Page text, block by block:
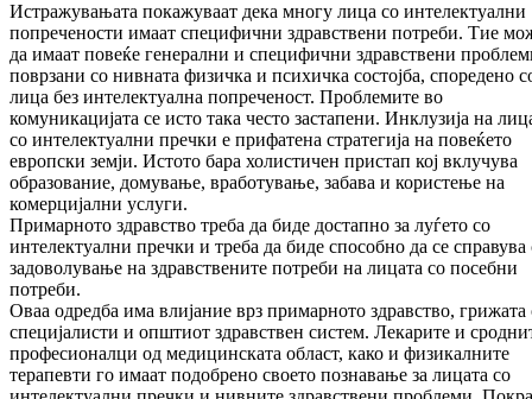
Истражувањата покажуваат дека многу лица со интелектуални
попречености имаат специфични здравствени потреби. Тие
да имаат повеќе генерални и специфични здравствени
поврзани со нивната физичка и психичка состојба, споредено
лица без интелектуална попреченост. Проблемите во
комуникацијата се исто така често застапени. Инклузија на
со интелектуални пречки е прифатена стратегија на повеќето
европски земји. Истото бара холистичен пристап кој вклучува
образование, домување, вработување, забава и користење на
комерцијални услуги.
Примарното здравство треба да биде достапно за луѓето со
интелектуални пречки и треба да биде способно да се справува
задоволување на здравствените потреби на лицата со посебни
потреби.
Оваа одредба има влијание врз примарното здравство, грижата
специјалисти и општиот здравствен систем. Лекарите и
професионалци од медицинската област, како и физикалните
терапевти го имаат подобрено своето познавање за лицата со